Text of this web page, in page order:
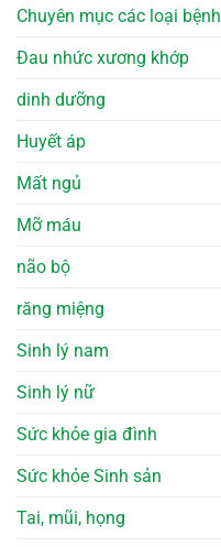
Chuyên mục các loại bệnh
Đau nhức xương khớp
dinh dưỡng
Huyết áp
Mất ngủ
Mỡ máu
não bộ
răng miệng
Sinh lý nam
Sinh lý nữ
Sức khỏe gia đình
Sức khỏe Sinh sản
Tai, mũi, họng